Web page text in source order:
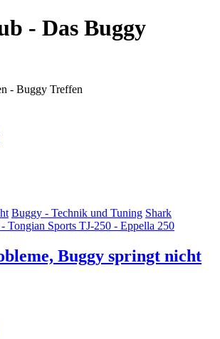
- Das Buggy
- Buggy Treffen
Buggy - Technik und Tuning Shark
Tongian Sports TJ-250 - Eppella 250
Buggy springt nicht